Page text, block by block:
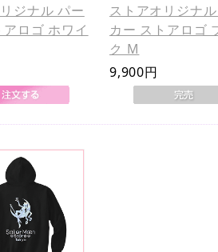
ジナル パー
ロゴ ホワイ
ストアオリジナ
カー ストアロゴ
ク M
9,900円